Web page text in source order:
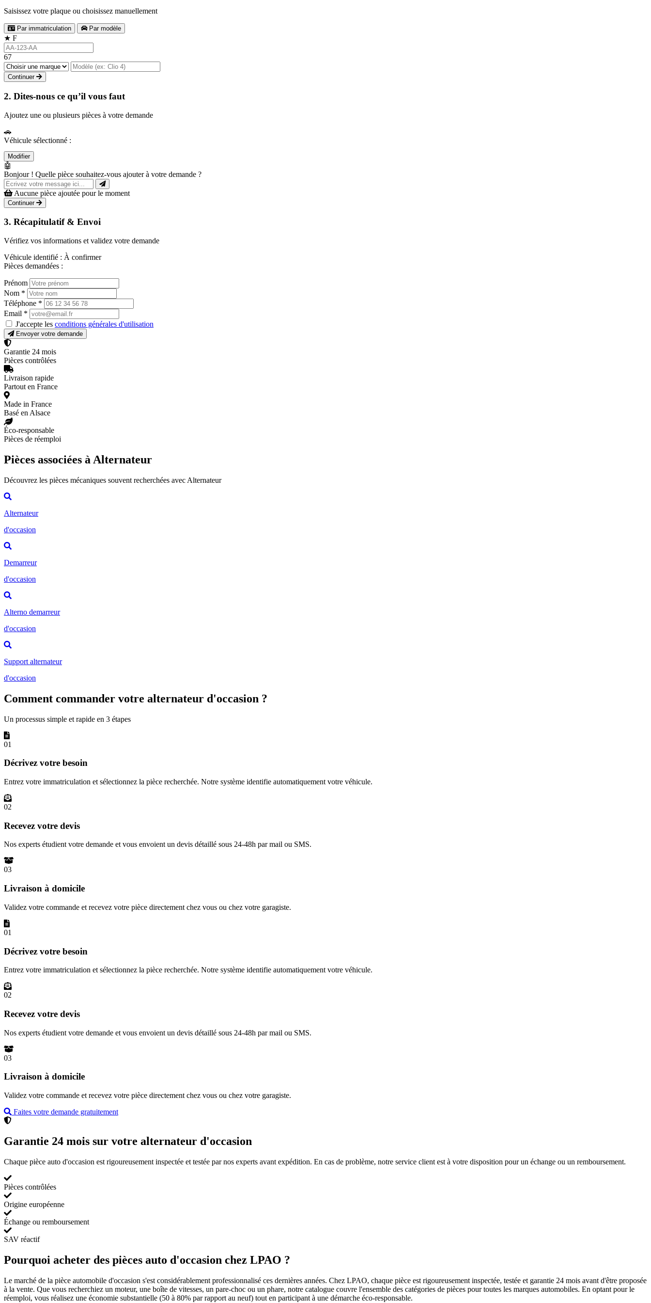
Saisissez votre plaque ou choisissez manuellement
Par immatriculation Par modèle
★ F
67
Continuer
2. Dites-nous ce qu’il vous faut
Ajoutez une ou plusieurs pièces à votre demande
🚗
Véhicule sélectionné :
Modifier
🤖
Bonjour ! Quelle pièce souhaitez-vous ajouter à votre demande ?
Aucune pièce ajoutée pour le moment
Continuer
3. Récapitulatif & Envoi
Vérifiez vos informations et validez votre demande
Véhicule identifié : À confirmer
Pièces demandées :
Prénom
Nom *
Téléphone *
Email *
J'accepte les conditions générales d'utilisation
Envoyer votre demande
Garantie 24 mois
Pièces contrôlées
Livraison rapide
Partout en France
Made in France
Basé en Alsace
Éco-responsable
Pièces de réemploi
Pièces associées à Alternateur
Découvrez les pièces mécaniques souvent recherchées avec Alternateur
Alternateur
d'occasion
Demarreur
d'occasion
Alterno demarreur
d'occasion
Support alternateur
d'occasion
Comment commander votre alternateur d'occasion ?
Un processus simple et rapide en 3 étapes
01
Décrivez votre besoin
Entrez votre immatriculation et sélectionnez la pièce recherchée. Notre système identifie automatiquement votre véhicule.
02
Recevez votre devis
Nos experts étudient votre demande et vous envoient un devis détaillé sous 24-48h par mail ou SMS.
03
Livraison à domicile
Validez votre commande et recevez votre pièce directement chez vous ou chez votre garagiste.
01
Décrivez votre besoin
Entrez votre immatriculation et sélectionnez la pièce recherchée. Notre système identifie automatiquement votre véhicule.
02
Recevez votre devis
Nos experts étudient votre demande et vous envoient un devis détaillé sous 24-48h par mail ou SMS.
03
Livraison à domicile
Validez votre commande et recevez votre pièce directement chez vous ou chez votre garagiste.
Faites votre demande gratuitement
Garantie 24 mois sur votre alternateur d'occasion
Chaque pièce auto d'occasion est rigoureusement inspectée et testée par nos experts avant expédition. En cas de problème, notre service client est à votre disposition pour un échange ou un remboursement.
Pièces contrôlées
Origine européenne
Échange ou remboursement
SAV réactif
Pourquoi acheter des pièces auto d'occasion chez LPAO ?
Le marché de la pièce automobile d'occasion s'est considérablement professionnalisé ces dernières années. Chez LPAO, chaque pièce est rigoureusement inspectée, testée et garantie 24 mois avant d'être proposée
à la vente. Que vous recherchiez un moteur, une boîte de vitesses, un pare-choc ou un phare, notre catalogue couvre l'ensemble des catégories de pièces pour toutes les marques automobiles. En optant pour le
réemploi, vous réalisez une économie substantielle (50 à 80% par rapport au neuf) tout en participant à une démarche éco-responsable.